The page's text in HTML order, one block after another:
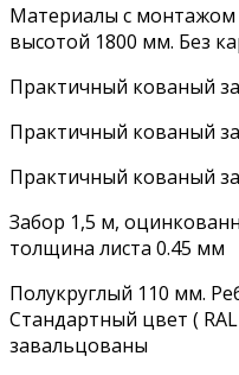
Материалы с монтажом
высотой 1800 мм. Без
Практичный кованый
Практичный кованый
Практичный кованый
Забор 1,5 м,
толщина листа 0.45 мм
Полукруглый 110 мм.
Стандартный цвет (
завальцованы